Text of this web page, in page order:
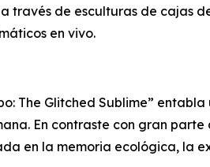
través de esculturas de cajas
en vivo.
The Glitched Sublime” entabla
En contraste con gran
en la memoria ecológica, la